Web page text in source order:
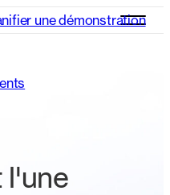
une démonstration
l'une